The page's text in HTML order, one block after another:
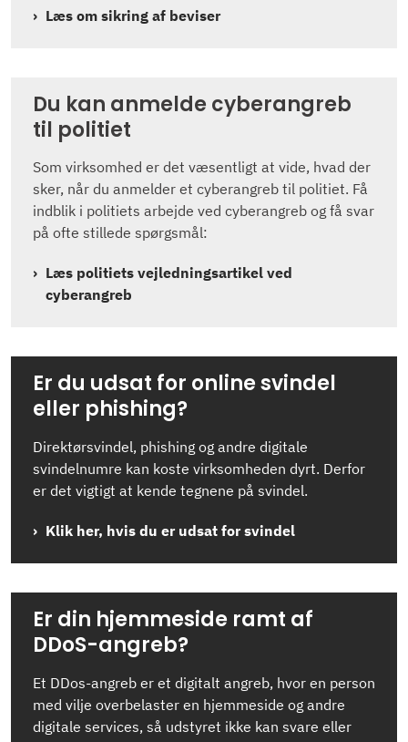
Læs om sikring af beviser
Du kan anmelde cyberangreb
til politiet
Som virksomhed er det væsentligt at vide, hvad der
sker, når du anmelder et cyberangreb til politiet. Få
indblik i politiets arbejde ved cyberangreb og få svar
på ofte stillede spørgsmål:
Læs politiets vejledningsartikel ved
cyberangreb
Er du udsat for online svindel
eller phishing?
Direktørsvindel, phishing og andre digitale
svindelnumre kan koste virksomheden dyrt. Derfor
er det vigtigt at kende tegnene på svindel.
Klik her, hvis du er udsat for svindel
Er din hjemmeside ramt af
DDoS-angreb?
Et DDos-angreb er et digitalt angreb, hvor en person
med vilje overbelaster en hjemmeside og andre
digitale services, så udstyret ikke kan svare eller